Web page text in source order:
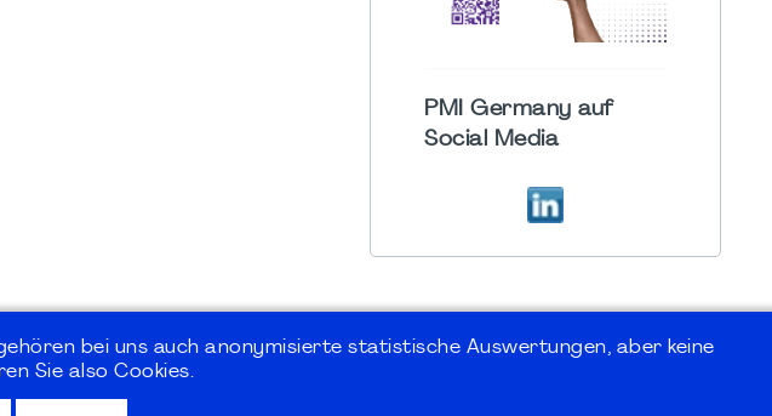
PMI Germany auf
Social Media
bei uns auch anonymisierte statistische Auswertungen, aber keine
Sie also Cookies.